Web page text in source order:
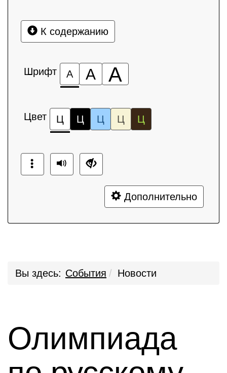
К содержанию
Шрифт А А А
Цвет Ц Ц Ц Ц Ц
Дополнительно
Вы здесь: События Новости
Олимпиада